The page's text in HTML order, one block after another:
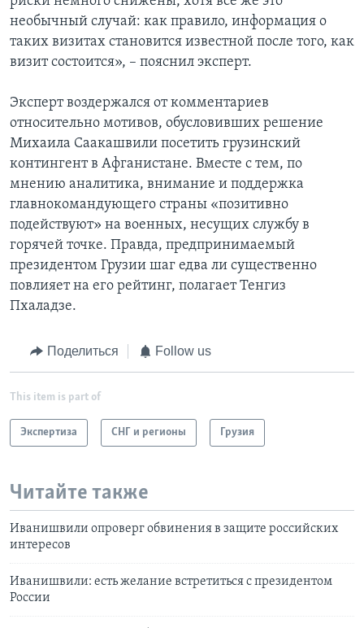
необычный случай: как правило, информация о
таких визитах становится известной после того, как
визит состоится», – пояснил эксперт.
Эксперт воздержался от комментариев
относительно мотивов, обусловивших решение
Михаила Саакашвили посетить грузинский
контингент в Афганистане. Вместе с тем, по
мнению аналитика, внимание и поддержка
главнокомандующего страны «позитивно
подействуют» на военных, несущих службу в
горячей точке. Правда, предпринимаемый
президентом Грузии шаг едва ли существенно
повлияет на его рейтинг, полагает Тенгиз
Пхаладзе.
Поделиться Follow us
This item is part of
Экспертиза СНГ и регионы Грузия
Читайте также
Иванишвили опроверг обвинения в защите российских
интересов
Иванишвили: есть желание встретиться с президентом
России